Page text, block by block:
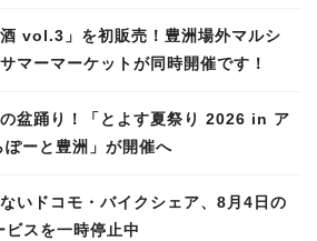
vol.3」を初販売！豊洲場外マルシ
マーマーケットが同時開催です！
盆踊り！「とよす夏祭り 2026 in ア
ーと豊洲」が開催へ
いドコモ・バイクシェア、8月4日の
スを一時停止中